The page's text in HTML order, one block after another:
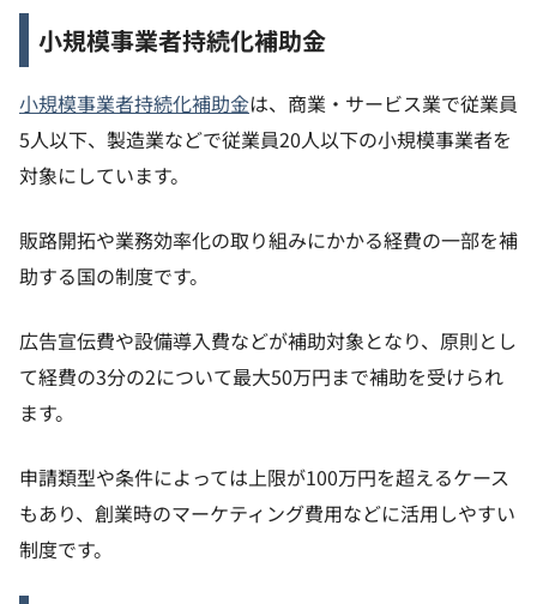
小規模事業者持続化補助金
小規模事業者持続化補助金は、商業・サービス業で従業員
5人以下、製造業などで従業員20人以下の小規模事業者を
対象にしています。
販路開拓や業務効率化の取り組みにかかる経費の一部を補
助する国の制度です。
広告宣伝費や設備導入費などが補助対象となり、原則とし
て経費の3分の2について最大50万円まで補助を受けられ
ます。
申請類型や条件によっては上限が100万円を超えるケース
もあり、創業時のマーケティング費用などに活用しやすい
制度です。